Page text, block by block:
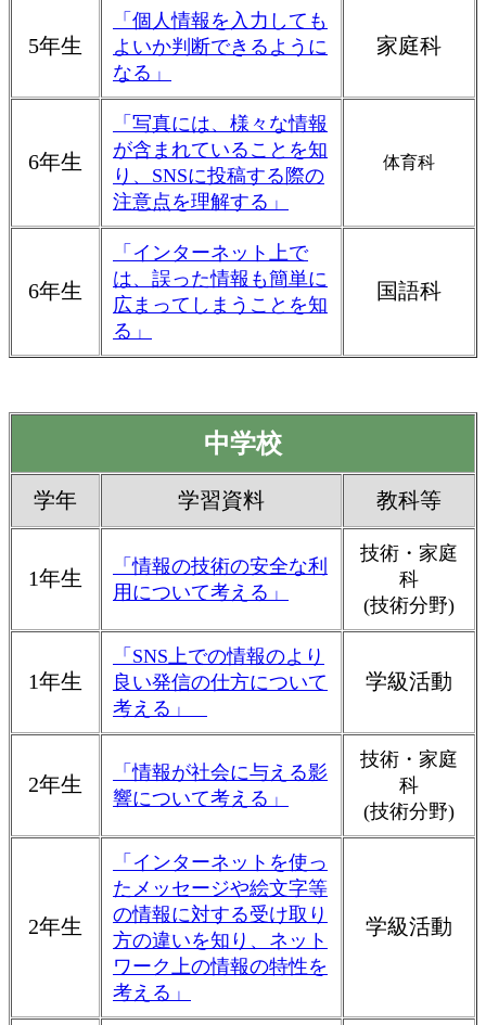
5年生
「個人情報を入力しても
よいか判断できるように
なる」
家庭科
6年生
「写真には、様々な情報
が含まれていることを知
り、SNSに投稿する際の
注意点を理解する」
体育科
6年生
「インターネット上で
は、誤った情報も簡単に
広まってしまうことを知
る」
国語科
中学校
学年 学習資料 教科等
1年生
「情報の技術の安全な利
用について考える」
技術・家庭
科
(技術分野)
1年生
「SNS上での情報のより
良い発信の仕方について
考える」
学級活動
2年生
「情報が社会に与える影
響について考える」
技術・家庭
科
(技術分野)
2年生
「インターネットを使っ
たメッセージや絵文字等
の情報に対する受け取り
方の違いを知り、ネット
ワーク上の情報の特性を
考える」
学級活動